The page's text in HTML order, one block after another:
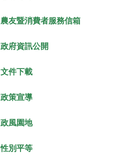
農友暨消費者服務信箱
政府資訊公開
文件下載
政策宣導
政風園地
性別平等